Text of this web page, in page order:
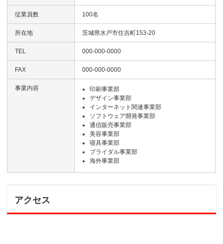
従業員数 100名
所在地 茨城県水戸市住吉町153-20
TEL 000-000-0000
FAX 000-000-0000
事業内容
印刷事業部
デザイン事業部
インターネット関連事業部
ソフトウェア開発事業部
通信販売事業部
美容事業部
寝具事業部
ブライダル事業部
海外事業部
アクセス